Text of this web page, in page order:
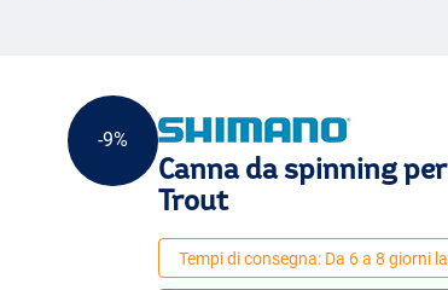
-9%
Canna da spinning
Trout
Tempi di consegna: Da 6 a 8 giorni